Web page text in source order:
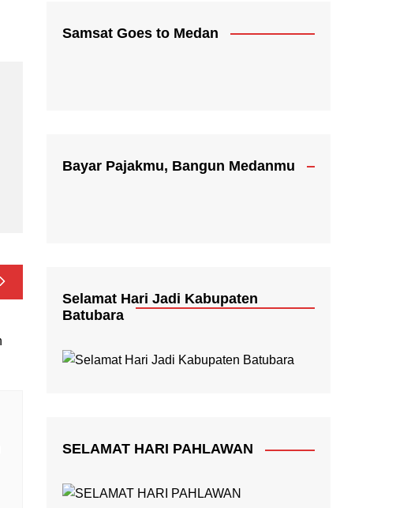
Samsat Goes to Medan
Bayar Pajakmu, Bangun Medanmu
Selamat Hari Jadi Kabupaten
Batubara
SELAMAT HARI PAHLAWAN